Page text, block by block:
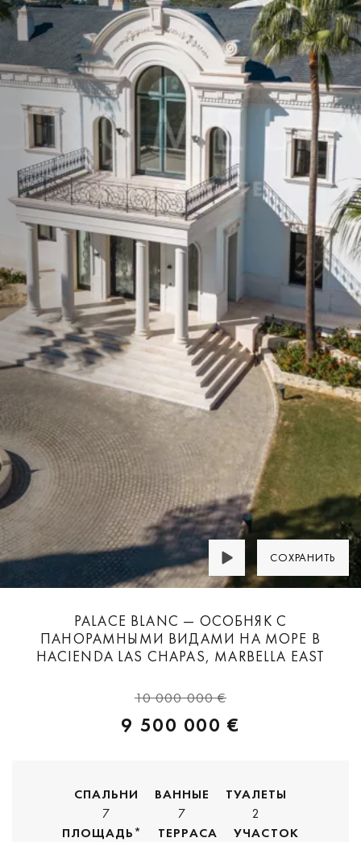
СОХРАНИТЬ
PALACE BLANC — ОСОБНЯК С
ПАНОРАМНЫМИ ВИДАМИ НА МОРЕ В
HACIENDA LAS CHAPAS, MARBELLA EAST
10 000 000 €
9 500 000 €
СПАЛЬНИ
7
ВАННЫЕ
7
ТУАЛЕТЫ
2
ПЛОЩАДЬ*
ТЕРРАСА
УЧАСТОК